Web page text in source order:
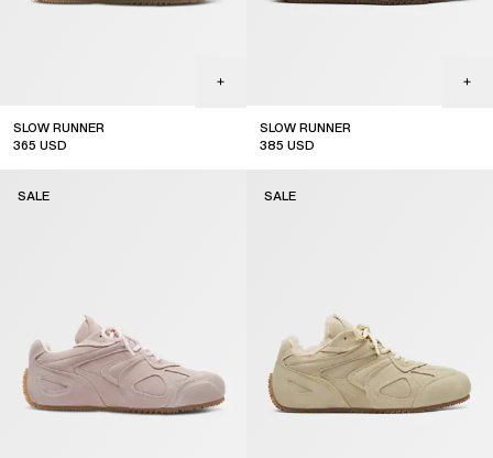
SLOW RUNNER
365 USD
SLOW RUNNER
385 USD
SALE SALE